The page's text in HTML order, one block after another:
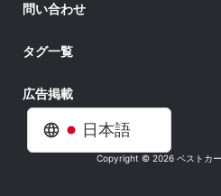
日本語
問い合わせ
タグ一覧
広告掲載
Copyright © 2026 ベストカ